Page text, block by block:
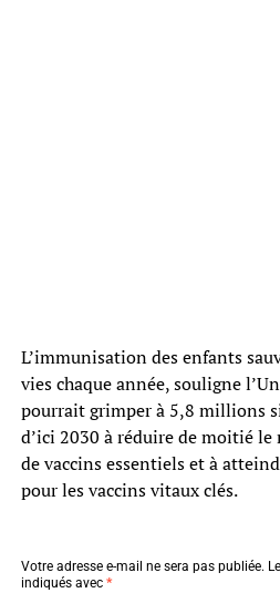
L’immunisation des enfants
vies chaque année, souligne
pourrait grimper à 5,8 millions
d’ici 2030 à réduire de moitié le
de vaccins essentiels et à
pour les vaccins vitaux clés.
Votre adresse e-mail ne sera pas publiée.
indiqués avec *